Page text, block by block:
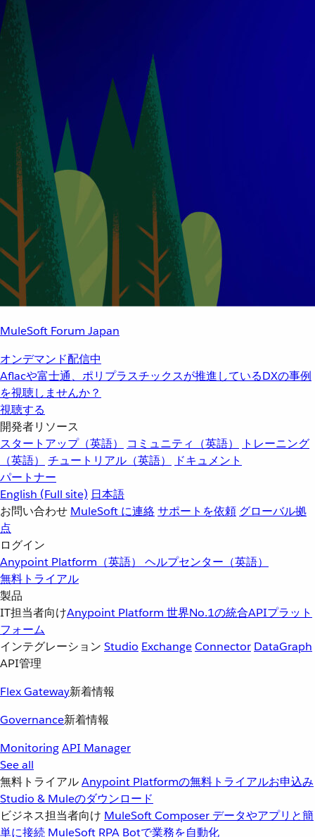
MuleSoft Forum Japan
オンデマンド配信中
Aflacや富士通、ポリプラスチックスが推進しているDXの事例
を視聴しませんか？
視聴する
開発者リソース
スタートアップ（英語）
コミュニティ（英語）
トレーニング
（英語）
チュートリアル（英語）
ドキュメント
パートナー
English (Full site) 日本語
お問い合わせ MuleSoft に連絡サポートを依頼 グローバル拠
点
ログイン
Anypoint Platform（英語） ヘルプセンター（英語）
無料トライアル
製品
IT担当者向けAnypoint Platform 世界No.1の統合APIプラット
フォーム
インテグレーション Studio ExchangeConnector DataGraph
API管理
Flex Gateway新着情報
Governance新着情報
MonitoringAPI Manager
See all
無料トライアルAnypoint Platformの無料トライアルお申込み
Studio & Muleのダウンロード
ビジネス担当者向け MuleSoft Composer データやアプリと簡
単に接続 MuleSoft RPA Botで業務を自動化